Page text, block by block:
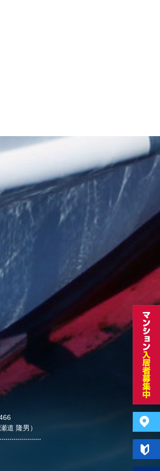
道 隆男）